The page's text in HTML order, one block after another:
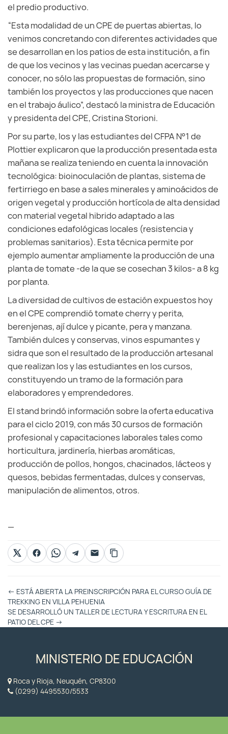
el predio productivo.
“Esta modalidad de un CPE de puertas abiertas, lo
venimos concretando con diferentes actividades que
se desarrollan en los patios de esta institución, a fin
de que los vecinos y las vecinas puedan acercarse y
conocer, no sólo las propuestas de formación, sino
también los proyectos y las producciones que nacen
en el trabajo áulico”, destacó la ministra de Educación
y presidenta del CPE, Cristina Storioni.
Por su parte, los y las estudiantes del CFPA N°1 de
Plottier explicaron que la producción presentada esta
mañana se realiza teniendo en cuenta la innovación
tecnológica: bioinoculación de plantas, sistema de
fertirriego en base a sales minerales y aminoácidos de
origen vegetal y producción hortícola de alta densidad
con material vegetal hibrido adaptado a las
condiciones edafológicas locales (resistencia y
problemas sanitarios). Esta técnica permite por
ejemplo aumentar ampliamente la producción de una
planta de tomate -de la que se cosechan 3 kilos- a 8 kg
por planta.
La diversidad de cultivos de estación expuestos hoy
en el CPE comprendió tomate cherry y perita,
berenjenas, ají dulce y picante, pera y manzana.
También dulces y conservas, vinos espumantes y
sidra que son el resultado de la producción artesanal
que realizan los y las estudiantes en los cursos,
constituyendo un tramo de la formación para
elaboradores y emprendedores.
El stand brindó información sobre la oferta educativa
para el ciclo 2019, con más 30 cursos de formación
profesional y capacitaciones laborales tales como
horticultura, jardinería, hierbas aromáticas,
producción de pollos, hongos, chacinados, lácteos y
quesos, bebidas fermentadas, dulces y conservas,
manipulación de alimentos, otros.
—
Otras
Entradas
← ESTÁ ABIERTA LA PREINSCRIPCIÓN PARA EL CURSO GUÍA DE
TREKKING EN VILLA PEHUENIA
SE DESARROLLÓ UN TALLER DE LECTURA Y ESCRITURA EN EL
PATIO DEL CPE →
MINISTERIO DE EDUCACIÓN
Roca y Rioja, Neuquén, CP8300
(0299) 4495530/5533